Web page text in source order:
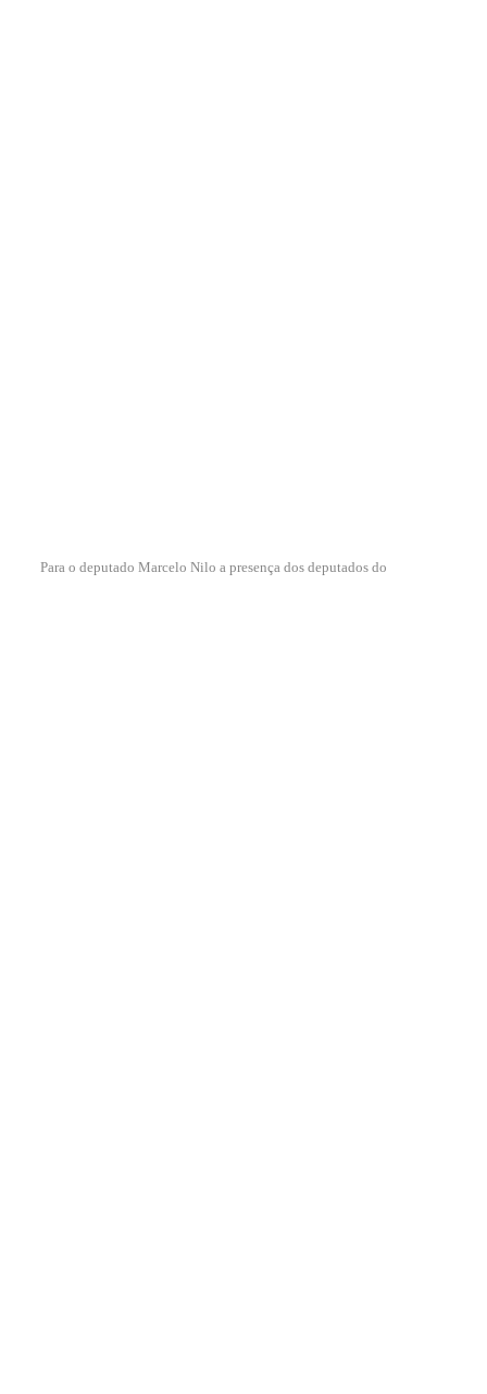
Para o deputado Marcelo Nilo a presença dos deputados do